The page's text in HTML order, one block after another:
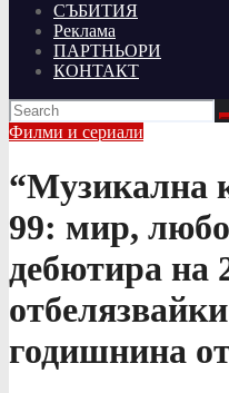
СЪБИТИЯ
Реклама
ПАРТНЬОРИ
КОНТАКТ
Филми и сериали
“Музикална
99: мир,
дебютира на
годишнина